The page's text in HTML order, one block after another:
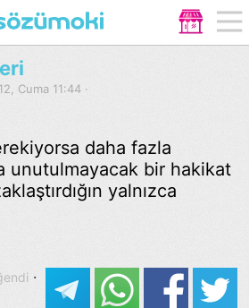
Cuma 11:44 ·
daha fazla
unutulmayacak bir hakikat
yalnızca
·